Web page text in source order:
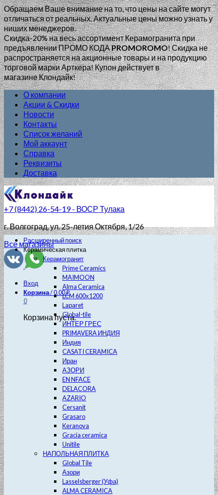
Обращаем Ваше внимание на то, что цены на сайте могут
отличаться от реальных. Актуальные цены можно узнать у
ниших менеджеров.
Скидка-20% на весь ассортимент Керамогранита при
предъявлении ПРОМО КОДАPROMOROMO!Скидка не
распространяется на акционные товары и на продукцию
торговой марки Арткера! Купон действует в
магазине Клондайк!
О компании
Акции & Скидки
Новости
Контакты
Список желаний
Мой аккаунт
Справка
Реквизиты
Доставка
+7 (8442) 26-54-19 - ВОСР Тулака
г. Волгоград, ул. 25-летия Октября, 1/26
Все магазины
Вход
Корзина/0.00₽
0
Корзина пуста.
Расширенный поиск
Керамическая плитка
Керамогранит
Prime Ceramics
MAIMOON
Alma Ceramica
LCM 600х1200
Laparet
Global-tile
ИНТЕР ГРЕС
PRIMAVERA ИНДИЯ
Индия
CASATI CERAMICA
Иран
АЗОРИ
EN NFACE
DELACORA
AZARIO
Cersanit
Grasaro
Keranova
Gracia ceramica
Unitile
НАПОЛЬНАЯ ПЛИТКА
Global Tile
Азори
Lasselsberger (Уфа)
ALMA CERAMICA